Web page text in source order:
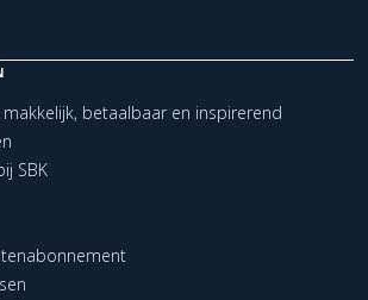
makkelijk, betaalbaar en inspirerend
SBK